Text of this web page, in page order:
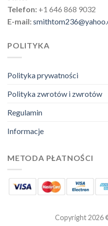
Telefon: +1 646 868 9032
E-mail:
POLITYKA
Polityka prywatności
Polityka zwrotów i zwrotów
Regulamin
Informacje
METODA PŁATNOŚCI
Copyright 2026